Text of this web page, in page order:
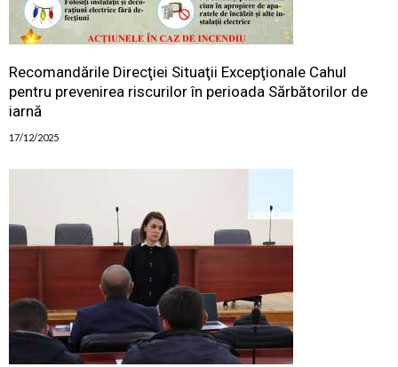
Recomandările Direcţiei Situaţii Excepţionale Cahul
pentru prevenirea riscurilor în perioada Sărbătorilor de
iarnă
17/12/2025